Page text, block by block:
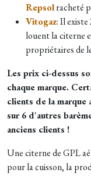
Repsolracheté
Vitogaz: Il
louent la citerne
propriétaires de
Les prix ci-dessus
chaque marque.
clients de la marque
sur 6 d'autres
anciens clients !
Une citerne de GPL
pour la cuisson, la